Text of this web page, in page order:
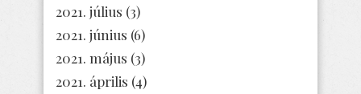
2021. július (3)
2021. június (6)
2021. május (3)
2021. április (4)